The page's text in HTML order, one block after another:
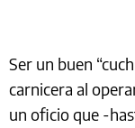
Ser un buen
carnicera al
un oficio que -